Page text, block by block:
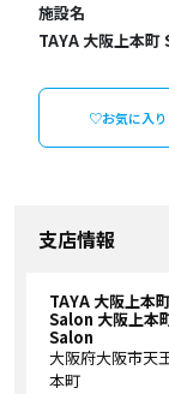
施設名
TAYA 大阪上本
♡お気に入
支店情報
TAYA 大阪上本
Salon 大阪上本
Salon
大阪府大阪市天
本町